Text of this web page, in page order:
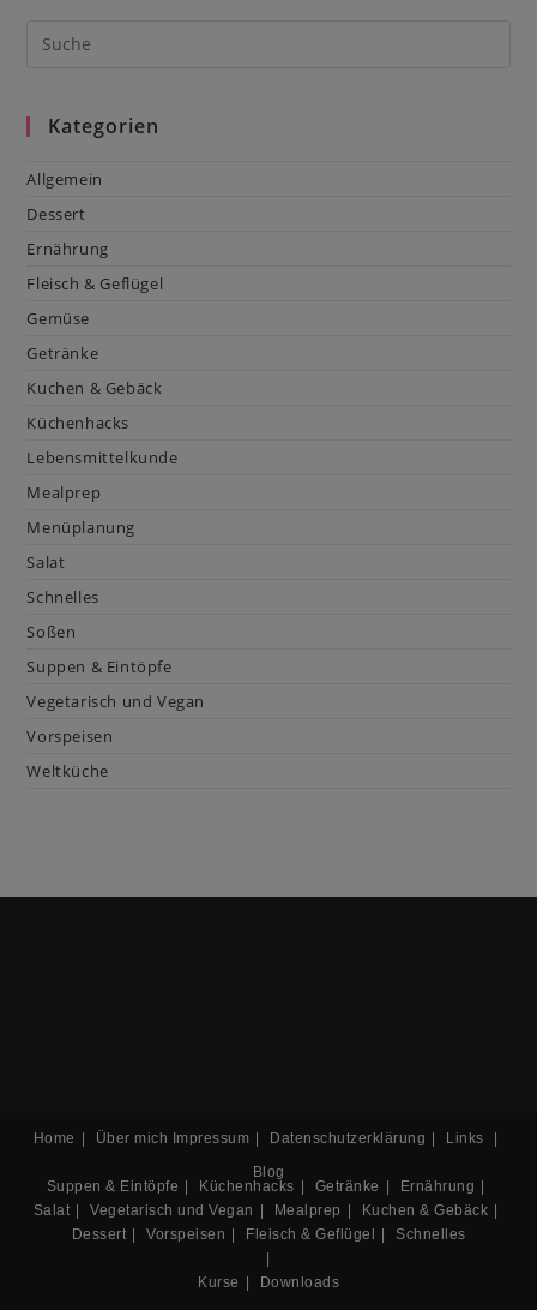
Kategorien
Allgemein
Dessert
Ernährung
Fleisch & Geflügel
Gemüse
Getränke
Kuchen & Gebäck
Küchenhacks
Lebensmittelkunde
Mealprep
Menüplanung
Salat
Schnelles
Soßen
Suppen & Eintöpfe
Vegetarisch und Vegan
Vorspeisen
Weltküche
Home Über mich Impressum Datenschutzerklärung
Links
Blog
Suppen & Eintöpfe
Küchenhacks Getränke
Ernährung
Salat
Vegetarisch und Vegan Mealprep
Kuchen & Gebäck
Dessert
Vorspeisen Fleisch & Geflügel Schnelles
Kurse Downloads